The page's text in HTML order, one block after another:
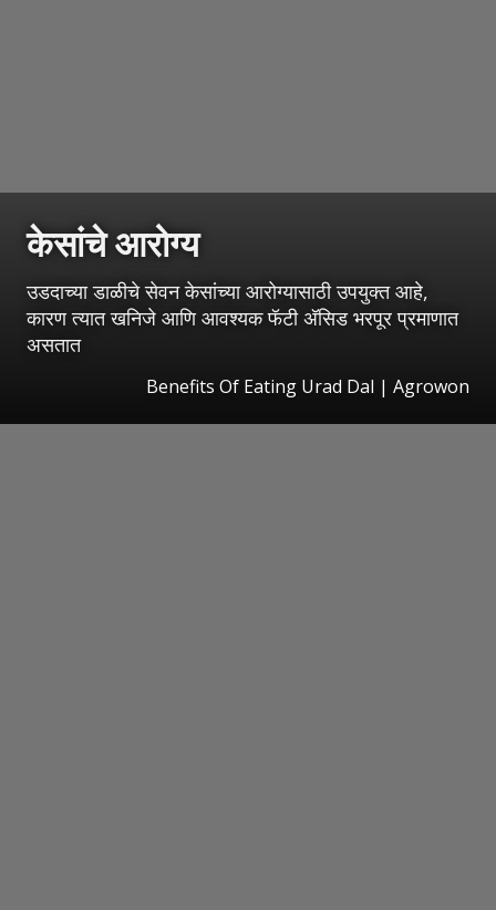
केसांचे आरोग्य
उडदाच्या डाळीचे सेवन केसांच्या आरोग्यासाठी उपयुक्त आहे,
कारण त्यात खनिजे आणि आवश्यक फॅटी अ‍ॅसिड भरपूर प्रमाणात
असतात
Benefits Of Eating Urad Dal | Agrowon